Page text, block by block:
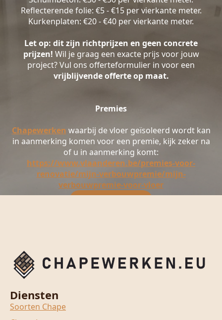
Reflecterende folie: €5 - €15 per vierkante meter.
Kurkenplaten: €20 - €40 per vierkante meter.
Let op: dit zijn richtprijzen en geen concrete
prijzen! Wil je graag een exacte prijs voor jouw
project? Vul ons offerteformulier in voor een
vrijblijvende offerte op maat.
Premies
Chapewerken waarbij de vloer geïsoleerd wordt kan
in aanmerking komen voor een premie, kijk zeker na
of u in aanmerking komt:
https://www.vlaanderen.be/premies-voor-
renovatie/mijn-verbouwpremie/mijn-
verbouwpremie-voor-vloer
Diensten
Soorten Chape